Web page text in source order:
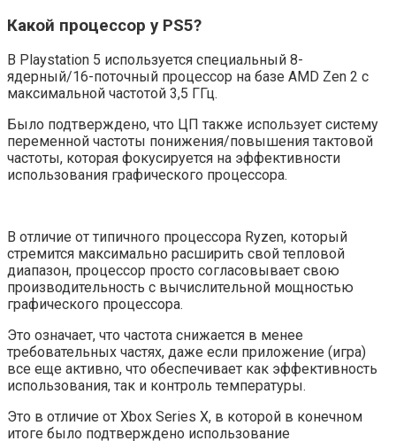
Какой процессор у PS5?
В Playstation 5 используется специальный 8-
ядерный/16-поточный процессор на базе AMD Zen 2 с
максимальной частотой 3,5 ГГц.
Было подтверждено, что ЦП также использует систему
переменной частоты понижения/повышения тактовой
частоты, которая фокусируется на эффективности
использования графического процессора.
В отличие от типичного процессора Ryzen, который
стремится максимально расширить свой тепловой
диапазон, процессор просто согласовывает свою
производительность с вычислительной мощностью
графического процессора.
Это означает, что частота снижается в менее
требовательных частях, даже если приложение (игра)
все еще активно, что обеспечивает как эффективность
использования, так и контроль температуры.
Это в отличие от Xbox Series X, в которой в конечном
итоге было подтверждено использование